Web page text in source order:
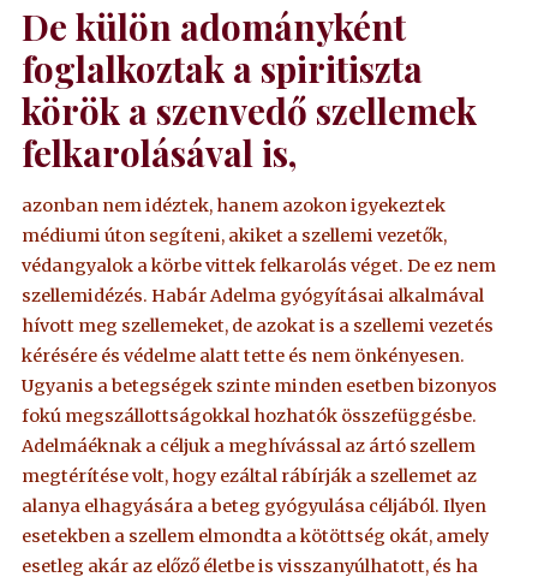
De külön adományként
foglalkoztak a spiritiszta
körök a szenvedő szellemek
felkarolásával is,
azonban nem idéztek, hanem azokon igyekeztek
médiumi úton segíteni, akiket a szellemi vezetők,
védangyalok a körbe vittek felkarolás véget. De ez nem
szellemidézés. Habár Adelma gyógyításai alkalmával
hívott meg szellemeket, de azokat is a szellemi vezetés
kérésére és védelme alatt tette és nem önkényesen.
Ugyanis a betegségek szinte minden esetben bizonyos
fokú megszállottságokkal hozhatók összefüggésbe.
Adelmáéknak a céljuk a meghívással az ártó szellem
megtérítése volt, hogy ezáltal rábírják a szellemet az
alanya elhagyására a beteg gyógyulása céljából. Ilyen
esetekben a szellem elmondta a kötöttség okát, amely
esetleg akár az előző életbe is visszanyúlhatott, és ha